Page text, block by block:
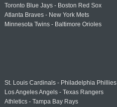
Toronto Blue Jays - Boston Red Sox
Atlanta Braves - New York Mets
Minnesota Twins - Baltimore Orioles
St. Louis Cardinals - Philadelphia Phillies
Los Angeles Angels - Texas Rangers
Athletics - Tampa Bay Rays